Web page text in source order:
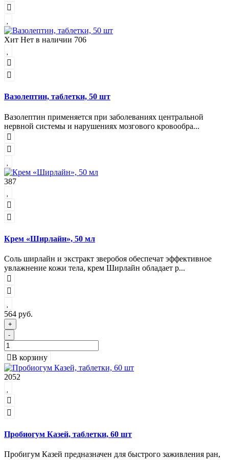
Хит Нет в наличии 706
Вазолептин, таблетки, 50 шт
Вазолептин применяется при заболеваниях центральной
нервной системы и нарушениях мозгового кровообра...
387
Крем «Ширлайн», 50 мл
Соль ширлайн и экстракт зверобоя обеспечат эффективное
увлажнение кожи тела, крем Ширлайн обладает р...
564 руб.
+
-
В корзину
2052
Пробиогум Казей, таблетки, 60 шт
Пробигум Казей предназначен для быстрого заживления ран,